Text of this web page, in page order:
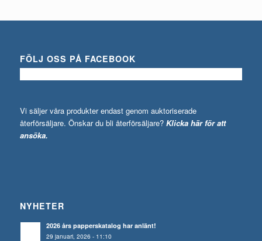
FÖLJ OSS PÅ FACEBOOK
Vi säljer våra produkter endast genom auktoriserade
återförsäljare. Önskar du bli återförsäljare? Klicka här för att
ansöka.
NYHETER
2026 års papperskatalog har anlänt!
29 januari, 2026 - 11:10